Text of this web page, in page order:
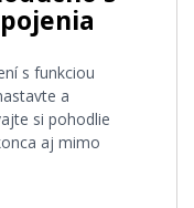
s funkciou
a
si pohodlie
aj mimo